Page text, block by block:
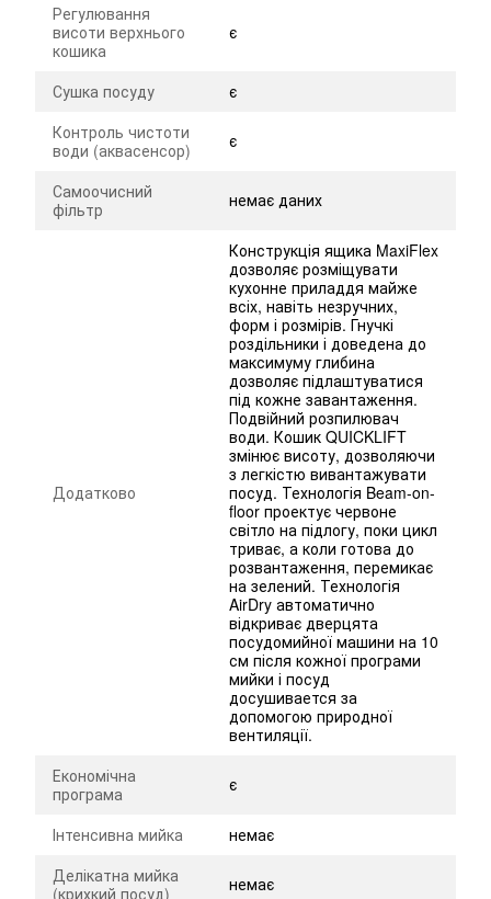
Регулювання
висоти верхнього
кошика
є
Сушка посуду
є
Контроль чистоти
води (аквасенсор)
є
Самоочисний
фільтр
немає даних
Додатково
Конструкція ящика MaxiFlex
дозволяє розміщувати
кухонне приладдя майже
всіх, навіть незручних,
форм і розмірів. Гнучкі
роздільники і доведена до
максимуму глибина
дозволяє підлаштуватися
під кожне завантаження.
Подвійний розпилювач
води. Кошик QUICKLIFT
змінює висоту, дозволяючи
з легкістю вивантажувати
посуд. Технологія Beam-on-
floor проектує червоне
світло на підлогу, поки цикл
триває, а коли готова до
розвантаження, перемикає
на зелений. Технологія
AirDry автоматично
відкриває дверцята
посудомийної машини на 10
см після кожної програми
мийки і посуд
досушивается за
допомогою природної
вентиляції.
Економічна
програма
є
Інтенсивна мийка
немає
Делікатна мийка
(крихкий посуд)
немає